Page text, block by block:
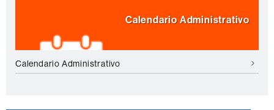
Calendario Administrativo
Calendario Administrativo